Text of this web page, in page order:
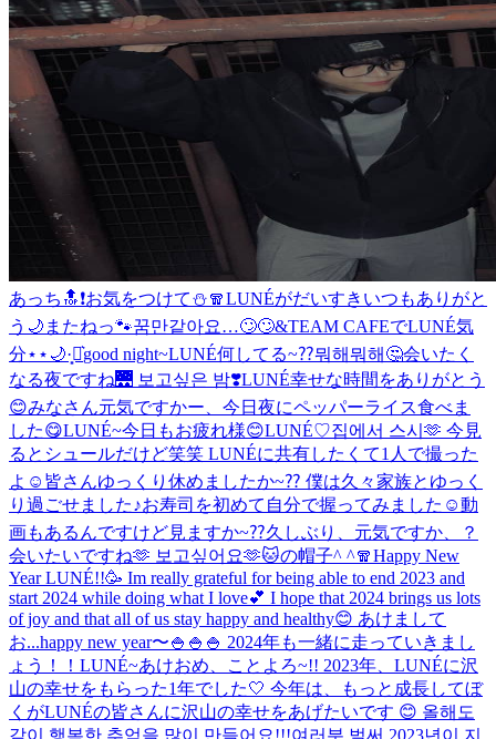
あっち🔝❗️お気をつけて⛄️🧣LUNÉがだいすき いつもありがと
う🌙 またねっ🐾꿈만같아요…🙄🙄&TEAM CAFEでLUNÉ気
分⋆⋆🌙·̩͙‪⋆͛good night~LUNÉ何してる~⁇뭐해뭐해🤔会いたく
なる夜ですね🌉 보고싶은 밤❣️LUNÉ幸せな時間をありがとう
😊みなさん元気ですかー、今日夜にペッパーライス食べま
した😋LUNÉ~今日もお疲れ様😊LUNÉ♡집에서 스시🫶 今見
るとシュールだけど笑笑 LUNÉに共有したくて1人で撮った
よ☺️ 皆さんゆっくり休めましたか~⁇ 僕は久々家族とゆっく
り過ごせました♪お寿司を初めて自分で握ってみました☺️動
画もあるんですけど見ますか~⁇久しぶり、元気ですか、？
会いたいですね🫶 보고싶어요🫶🐱の帽子^ ^🧣Happy New
Year LUNÉ!!🥳 Im really grateful for being able to end 2023 and
start 2024 while doing what I love💕 I hope that 2024 brings us lots
of joy and that all of us stay happy and healthy😊 あけまして
お...happy new year〜🍚🍚🍚 2024年も一緒に走っていきまし
ょう！！ LUNÉ~あけおめ、ことよろ~!! 2023年、LUNÉに沢
山の幸せをもらった1年でした🤍 今年は、もっと成長してぼ
くがLUNÉの皆さんに沢山の幸せをあげたいです 😊 올해도
같이 행복한 추억을 많이 만들어요!!!여러분 벌써 2023년이 지